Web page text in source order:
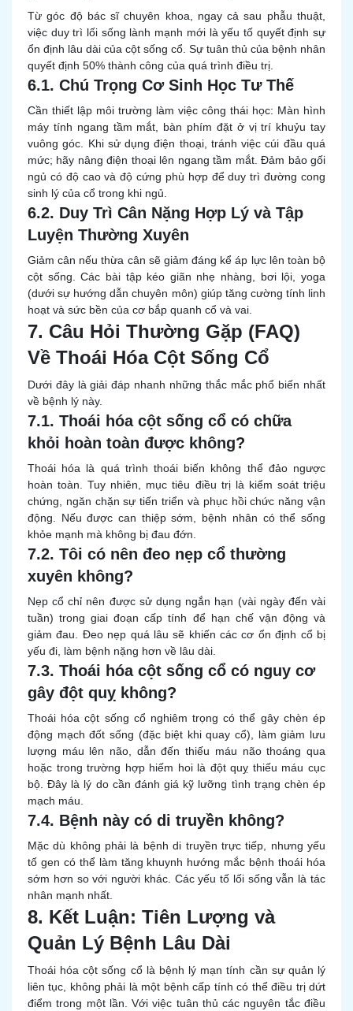
Từ góc độ bác sĩ chuyên khoa, ngay cả sau phẫu thuật,
việc duy trì lối sống lành mạnh mới là yếu tố quyết định sự
ổn định lâu dài của cột sống cổ. Sự tuân thủ của bệnh nhân
quyết định 50% thành công của quá trình điều trị.
6.1. Chú Trọng Cơ Sinh Học Tư Thế
Cần thiết lập môi trường làm việc công thái học: Màn hình
máy tính ngang tầm mắt, bàn phím đặt ở vị trí khuỷu tay
vuông góc. Khi sử dụng điện thoại, tránh việc cúi đầu quá
mức; hãy nâng điện thoại lên ngang tầm mắt. Đảm bảo gối
ngủ có độ cao và độ cứng phù hợp để duy trì đường cong
sinh lý của cổ trong khi ngủ.
6.2. Duy Trì Cân Nặng Hợp Lý và Tập
Luyện Thường Xuyên
Giảm cân nếu thừa cân sẽ giảm đáng kể áp lực lên toàn bộ
cột sống. Các bài tập kéo giãn nhẹ nhàng, bơi lội, yoga
(dưới sự hướng dẫn chuyên môn) giúp tăng cường tính linh
hoạt và sức bền của cơ bắp quanh cổ và vai.
7. Câu Hỏi Thường Gặp (FAQ)
Về Thoái Hóa Cột Sống Cổ
Dưới đây là giải đáp nhanh những thắc mắc phổ biến nhất
về bệnh lý này.
7.1. Thoái hóa cột sống cổ có chữa
khỏi hoàn toàn được không?
Thoái hóa là quá trình thoái biến không thể đảo ngược
hoàn toàn. Tuy nhiên, mục tiêu điều trị là kiểm soát triệu
chứng, ngăn chặn sự tiến triển và phục hồi chức năng vận
động. Nếu được can thiệp sớm, bệnh nhân có thể sống
khỏe mạnh mà không bị đau đớn.
7.2. Tôi có nên đeo nẹp cổ thường
xuyên không?
Nẹp cổ chỉ nên được sử dụng ngắn hạn (vài ngày đến vài
tuần) trong giai đoạn cấp tính để hạn chế vận động và
giảm đau. Đeo nẹp quá lâu sẽ khiến các cơ ổn định cổ bị
yếu đi, làm bệnh nặng hơn về lâu dài.
7.3. Thoái hóa cột sống cổ có nguy cơ
gây đột quỵ không?
Thoái hóa cột sống cổ nghiêm trọng có thể gây chèn ép
động mạch đốt sống (đặc biệt khi quay cổ), làm giảm lưu
lượng máu lên não, dẫn đến thiếu máu não thoáng qua
hoặc trong trường hợp hiếm hoi là đột quỵ thiếu máu cục
bộ. Đây là lý do cần đánh giá kỹ lưỡng tình trạng chèn ép
mạch máu.
7.4. Bệnh này có di truyền không?
Mặc dù không phải là bệnh di truyền trực tiếp, nhưng yếu
tố gen có thể làm tăng khuynh hướng mắc bệnh thoái hóa
sớm hơn so với người khác. Các yếu tố lối sống vẫn là tác
nhân mạnh nhất.
8. Kết Luận: Tiên Lượng và
Quản Lý Bệnh Lâu Dài
Thoái hóa cột sống cổ là bệnh lý mạn tính cần sự quản lý
liên tục, không phải là một bệnh cấp tính có thể điều trị dứt
điểm trong một lần. Với việc tuân thủ các nguyên tắc điều